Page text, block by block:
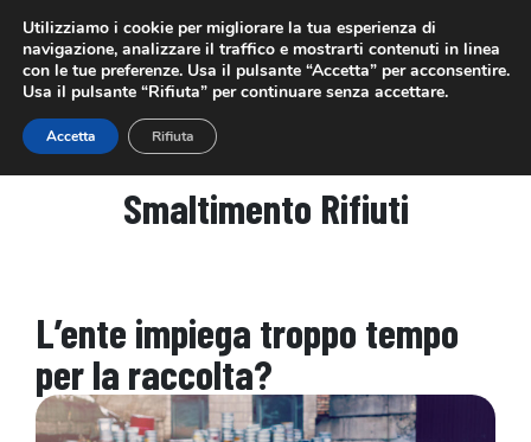
PREVENTIVO GRATUITO
Smaltimento Rifiuti
L’ente impiega troppo tempo
per la raccolta?
Utilizziamo i cookie per migliorare la tua esperienza di
navigazione, analizzare il traffico e mostrarti contenuti in linea
con le tue preferenze. Usa il pulsante “Accetta” per acconsentire.
Usa il pulsante “Rifiuta” per continuare senza accettare.
Accetta Rifiuta